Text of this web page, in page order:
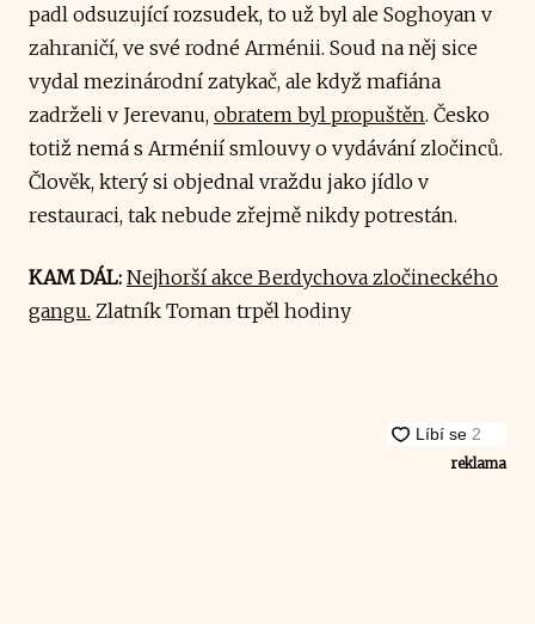
padl odsuzující rozsudek, to už byl ale Soghoyan v
zahraničí, ve své rodné Arménii. Soud na něj sice
vydal mezinárodní zatykač, ale když mafiána
zadrželi v Jerevanu, obratem byl propuštěn. Česko
totiž nemá s Arménií smlouvy o vydávání zločinců.
Člověk, který si objednal vraždu jako jídlo v
restauraci, tak nebude zřejmě nikdy potrestán.
KAM DÁL: Nejhorší akce Berdychova zločineckého
gangu. Zlatník Toman trpěl hodiny
reklama